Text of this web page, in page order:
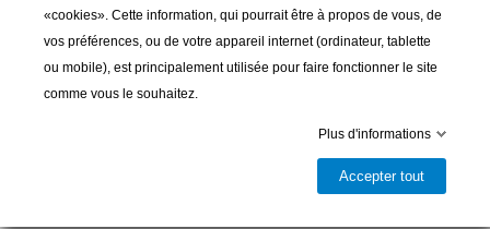
utile pour garder vos clés organisées et à portée de main.
Ajouter au panier
Livrable et disponible en magasin
«cookies». Cette information, qui pourrait être à propos de vous, de
vos préférences, ou de votre appareil internet (ordinateur, tablette
ou mobile), est principalement utilisée pour faire fonctionner le site
comme vous le souhaitez.
Plus d'informations
Accepter tout